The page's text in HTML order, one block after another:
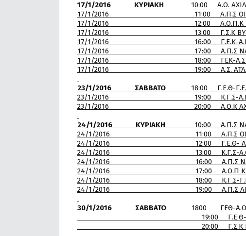
17/1/2016 ΚΥΡΙΑΚΗ 10:00
17/1/2016 11:00 Α.Π.Σ ΟΙ
17/1/2016 12:00 Α.Ο.Π.Κ
17/1/2016 13:00 Γ.Σ.Κ
17/1/2016 16:00
17/1/2016 17:00 Α.Π.Σ
17/1/2016 18:00
17/1/2016 19:00 Α.Σ.
23/1/2016 ΣΑΒΒΑΤΟ 18:00
23/1/2016 19:00 Κ.Γ.Σ-
23/1/2016 20:00 Α.Ο.Κ ΑΧΙΛΛΕΑΣ-
24/1/2016 ΚΥΡΙΑΚΗ 10:00 Α.Π.Σ
24/1/2016 11:00 Α.Π.Σ
24/1/2016 12:00 Γ.Ε.Θ-
24/1/2016 13:00 Κ.Γ.Σ-
24/1/2016 16:00 Α.Π.Σ
24/1/2016 17:00 Α.Ο.Π Κ ΤΟ
24/1/2016 18:00
24/1/2016 19:00 Α.Π.Σ
30/1/2016 ΣΑΒΒΑΤΟ 1800 ΓΕΘ-
19:00 Γ.Ε.Θ-
20:00 Γ.Σ.Κ ΒΥΡΩΝ-Α.Ο.